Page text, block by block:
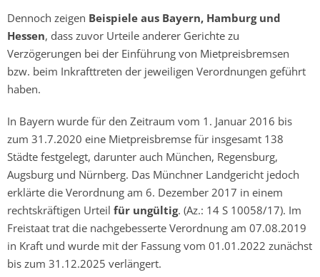
Dennoch zeigen Beispiele aus Bayern, Hamburg und
Hessen, dass zuvor Urteile anderer Gerichte zu
Verzögerungen bei der Einführung von Mietpreisbremsen
bzw. beim Inkrafttreten der jeweiligen Verordnungen geführt
haben.
In Bayern wurde für den Zeitraum vom 1. Januar 2016 bis
zum 31.7.2020 eine Mietpreisbremse für insgesamt 138
Städte festgelegt, darunter auch München, Regensburg,
Augsburg und Nürnberg. Das Münchner Landgericht jedoch
erklärte die Verordnung am 6. Dezember 2017 in einem
rechtskräftigen Urteil für ungültig. (Az.: 14 S 10058/17). Im
Freistaat trat die nachgebesserte Verordnung am 07.08.2019
in Kraft und wurde mit der Fassung vom 01.01.2022 zunächst
bis zum 31.12.2025 verlängert.